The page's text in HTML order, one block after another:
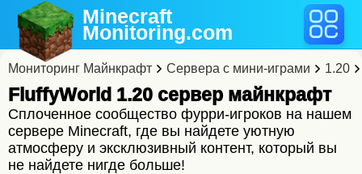
Minecraft
Monitoring.com
Мониторинг Майнкрафт Сервера с мини-играми 1.20
FluffyWorld 1.20 cервер майнкрафт
Сплоченное сообщество фурри-игроков на нашем
сервере Minecraft, где вы найдете уютную
атмосферу и эксклюзивный контент, который вы
не найдете нигде больше!